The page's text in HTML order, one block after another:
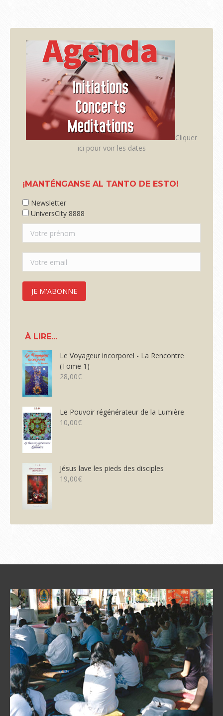
Cliquer
ici pour voir les dates
¡MANTÉNGANSE AL TANTO DE ESTO!
Newsletter
UniversCity 8888
À LIRE...
Le Voyageur incorporel - La Rencontre
(Tome 1)
28,00€
Le Pouvoir régénérateur de la Lumière
10,00€
Jésus lave les pieds des disciples
19,00€